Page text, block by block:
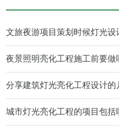
文旅夜游项目策划时候灯光
夜景照明亮化工程施工前要做
分享建筑灯光亮化工程设计的
城市灯光亮化工程的项目包